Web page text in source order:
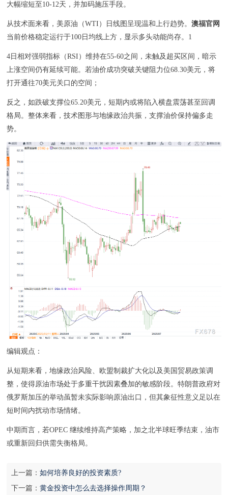
大幅缩短至10-12天，并加码施压手段。
从技术面来看，美原油（WTI）日线图呈现温和上行趋势。澳福官网
当前价格稳定运行于100日均线上方，显示多头动能尚存。1
4日相对强弱指标（RSI）维持在55-60之间，未触及超买区间，暗示
上涨空间仍有延续可能。若油价成功突破关键阻力位68.30美元，将
打开通往70美元关口的空间；
反之，如跌破支撑位65.20美元，短期内或将陷入横盘震荡甚至回调
格局。整体来看，技术图形与地缘政治共振，支撑油价保持偏多走
势。
编辑观点：
从短期来看，地缘政治风险、欧盟制裁扩大化以及美国贸易政策调
整，使得原油市场处于多重干扰因素叠加的敏感阶段。特朗普政府对
俄罗斯加压的举动虽暂未实际影响原油出口，但其象征性意义足以在
短时间内扰动市场情绪。
中期而言，若OPEC 继续维持高产策略，加之北半球旺季结束，油市
或重新回归供需失衡格局。
上一篇：如何培养良好的投资素质?
下一篇：黄金投资中怎么去选择操作周期？